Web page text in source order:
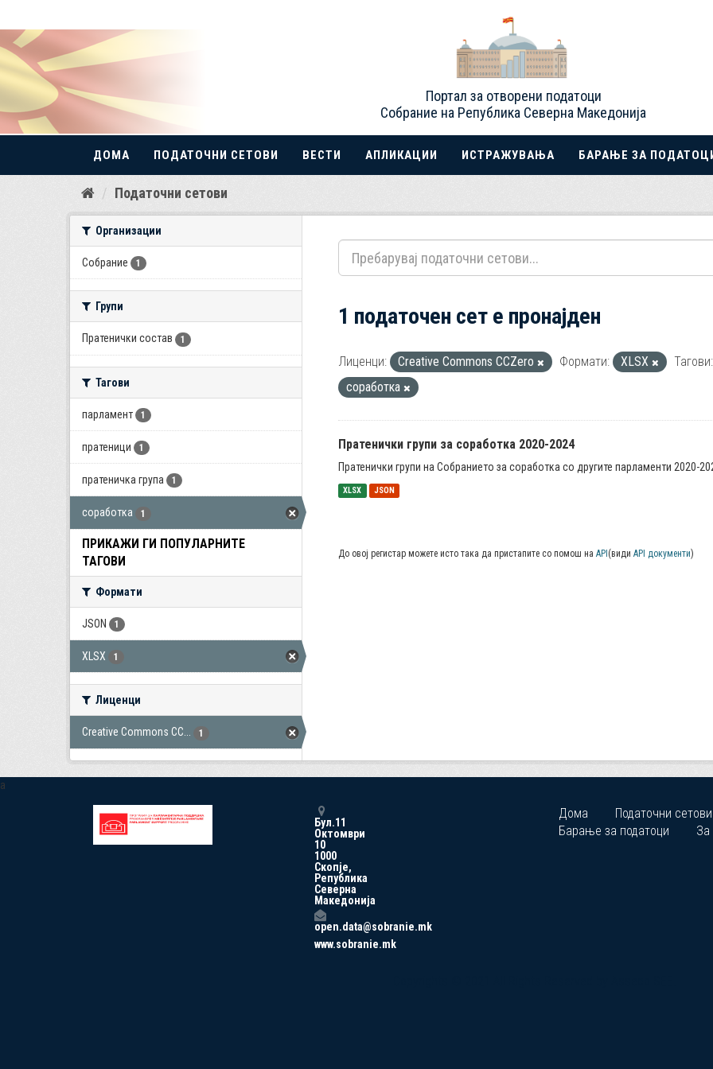
Прескокнете
Портал за отворени податоци
Собрание на Република Северна Македонија
ДОМА ПОДАТОЧНИ СЕТОВИ ВЕСТИ АПЛИКАЦИИ ИСТРАЖУВАЊА БАРАЊЕ ЗА
Податочни сетови
Организации
Собрание 1
Групи
Пратенички состав 1
Тагови
парламент 1
пратеници 1
пратеничка група 1
соработка 1
ПРИКАЖИ ГИ ПОПУЛАРНИТЕ
ТАГОВИ
Формати
JSON 1
XLSX 1
Лиценци
Creative Commons CC... 1
1 податочен сет е пронајден
Лиценци: Creative Commons CCZero Формати: XLSX
Тагови:
соработка
Пратенички групи за соработка 2020-2024
Пратенички групи на Собранието за соработка со другите парламенти 2020-
XLSX JSON
До овој регистар можете исто така да пристапите со помош на API (види API документи)
a
Бул.11
Октомври
10
1000
Скопје,
Република
Северна
Македонија
open.data@sobranie.mk
www.sobranie.mk
Дома
Податочни сетови
Барање за податоци
За